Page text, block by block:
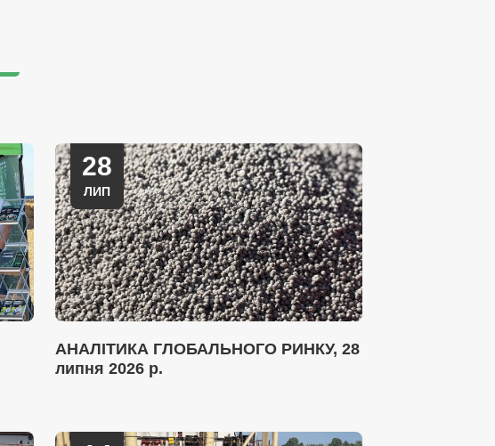
28
ЛИП
АНАЛІТИКА ГЛОБАЛЬНОГО РИНКУ, 28
липня 2026 р.